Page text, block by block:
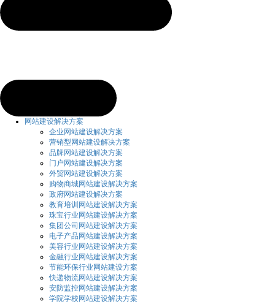
网站建设解决方案
企业网站建设解决方案
营销型网站建设解决方案
品牌网站建设解决方案
门户网站建设解决方案
外贸网站建设解决方案
购物商城网站建设解决方案
政府网站建设解决方案
教育培训网站建设解决方案
珠宝行业网站建设解决方案
集团公司网站建设解决方案
电子产品网站建设解决方案
美容行业网站建设解决方案
金融行业网站建设解决方案
节能环保行业网站建设方案
快递物流网站建设解决方案
安防监控网站建设解决方案
学院学校网站建设解决方案